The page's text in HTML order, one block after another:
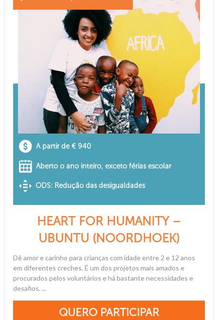
A partir de € 940
Aberto o ano inteiro, exceto férias escolar
ODS: Redução das desigualdades
HEART FOR HUMANITY –
UBUNTU (NOORDHOEK)
Dê amor e carinho para crianças com idade entre 2 e 12 anos
em diferentes creches. É um dos projetos mais amados e
procurados pelos voluntários e há bastante necessidades e
desafios. ...
QUERO PARTICIPAR